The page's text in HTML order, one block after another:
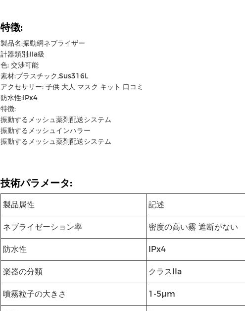
特徴:
製品名:振動網ネブライザー
計器類別:IIa級
色: 交渉可能
素材:プラスチック,Sus316L
アクセサリー: 子供 大人 マスク キット 口コミ
防水性:IPx4
特徴:
振動するメッシュ薬剤配送システム
振動するメッシュインハラー
振動するメッシュ薬剤配送システム
技術パラメータ:
製品属性 記述
ネブライゼーション率 密度の高い霧 遮断がない
防水性 IPx4
楽器の分類 クラスIIa
噴霧粒子の大きさ 1-5μm